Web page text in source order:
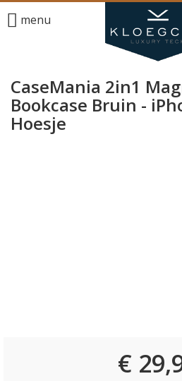
menu
CaseMania 2in1
Bookcase Bruin -
Hoesje
€